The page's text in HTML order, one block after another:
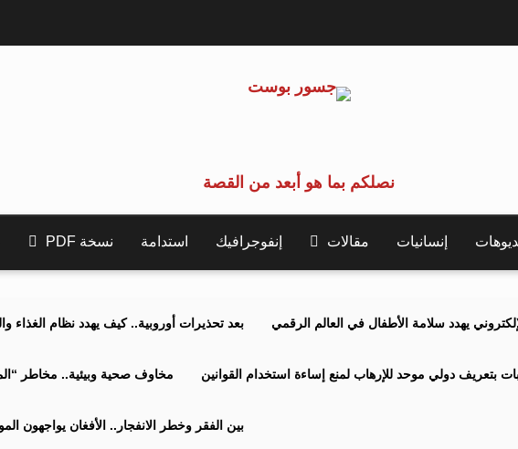
نصلكم بما هو أبعد من القصة
إنسانيات مقالات إنفوجرافيك استدامة نسخة PDF
بعد تحذيرات أوروبية.. كيف يهدد نظام الغذاء والزراعة يهدد سلامة الأطفال في العالم الرقمي
مخاوف صحية وبيئية.. مخاطر بتعريف دولي موحد للإرهاب لمنع إساءة استخدام القوانين
بين الفقر وخطر الانفجار.. الأفغان يواجهون